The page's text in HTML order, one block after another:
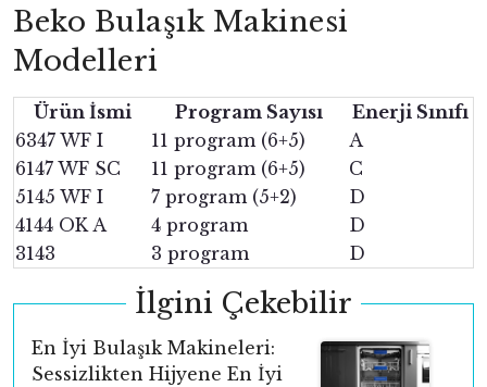
Beko Bulaşık Makinesi
Modelleri
Ürün İsmi Program Sayısı
Enerji Sınıfı
6347 WF I
11 program (6+5)
A
6147 WF SC
11 program (6+5)
C
5145 WF I
7 program (5+2)
D
4144 OK A
4 program
D
3143
3 program D
İlgini Çekebilir
En İyi Bulaşık Makineleri:
Sessizlikten Hijyene En İyi